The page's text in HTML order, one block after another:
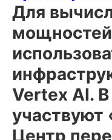
Для
мощностей
Vertex AI.
участвуют